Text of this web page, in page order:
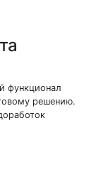
функционал
решению.